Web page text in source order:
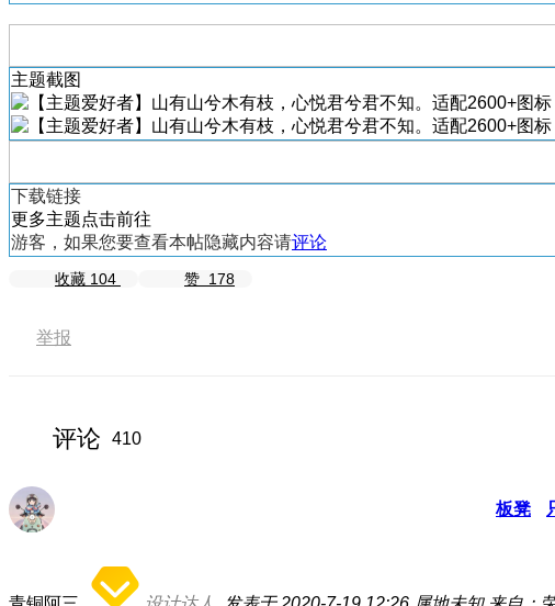
主题截图
下载链接
更多主题点击前往
游客，如果您要查看本帖隐藏内容请评论
收藏 104 赞 178
举报
评论 410
板凳